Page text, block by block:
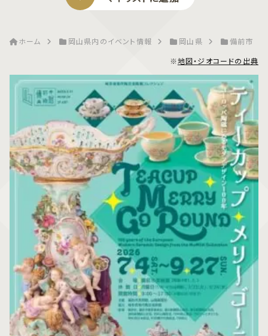
ホーム 岡山県内のイベント情報 岡山県
備前市
※地図・ジオコードの出典